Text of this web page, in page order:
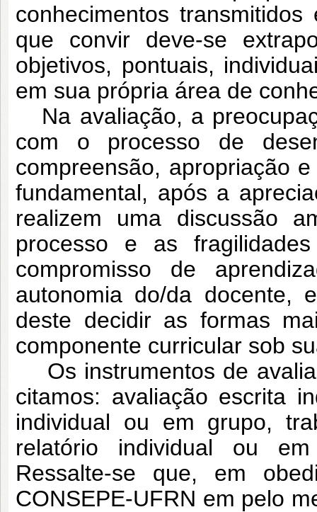
conhecimentos
que convir deve-se
objetivos, pontuais,
em sua própria área de
Na avaliação, a
com o processo de
compreensão, apropriação
fundamental, após a
realizem uma discussão
processo e as
compromisso de
autonomia do/da docente,
deste decidir as formas
componente curricular sob
Os instrumentos de
citamos: avaliação escrita
individual ou em grupo,
relatório individual ou
Ressalte-se que, em
CONSEPE-UFRN em pelo